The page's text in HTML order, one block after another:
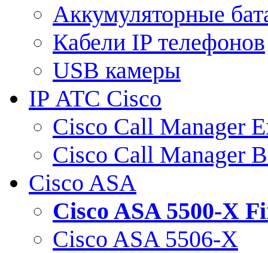
Аккумуляторные
Кабели IP телефонов
USB камеры
IP АТС Cisco
Cisco Call Manager
Cisco Call Manager
Cisco ASA
Cisco ASA 5500-X
Cisco ASA 5506-X